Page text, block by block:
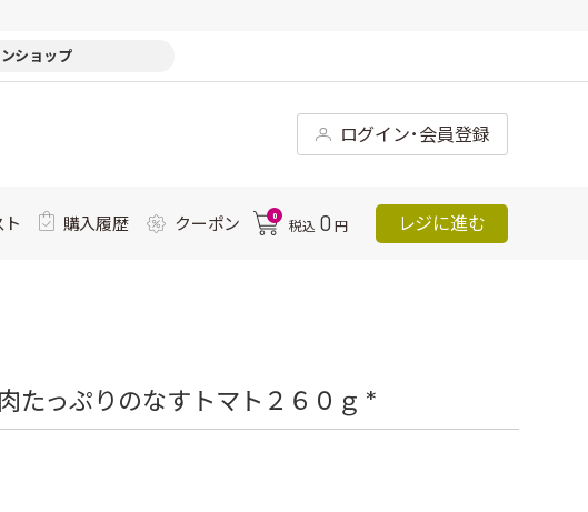
ショップ
ログイン･会員登録
購入履歴 クーポン 0
税込 0 円 レジに進む
っぷりのなすトマト２６０ｇ *